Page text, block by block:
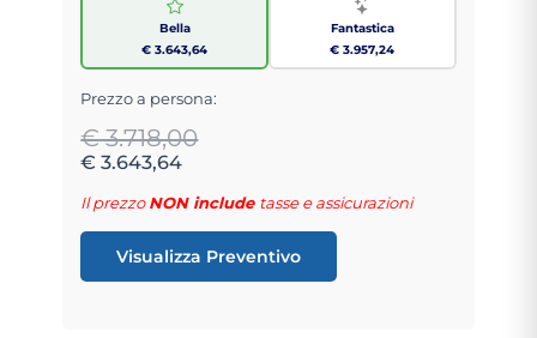
Bella
€ 3.643,64
Fantastica
€ 3.957,24
Prezzo a persona:
€ 3.718,00
€ 3.643,64
Il prezzoNON include tasse e assicurazioni
Visualizza Preventivo